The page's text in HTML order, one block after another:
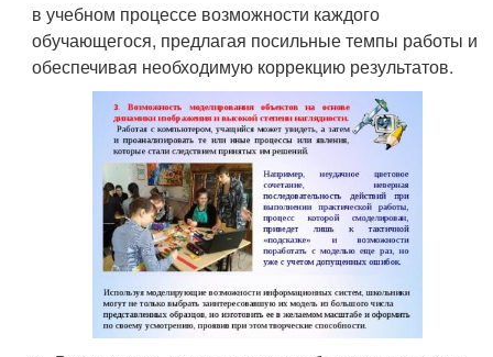
в учебном процессе возможности каждого
обучающегося, предлагая посильные темпы работы и
обеспечивая необходимую коррекцию результатов.